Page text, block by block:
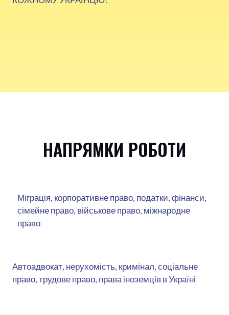
НАПРЯМКИ РОБОТИ
Міграція, корпоративне право, податки, фінанси,
сімейне право, військове право, міжнародне
право
Автоадвокат, нерухомість, кримінал, соціальне
право, трудове право, права іноземців в Україні